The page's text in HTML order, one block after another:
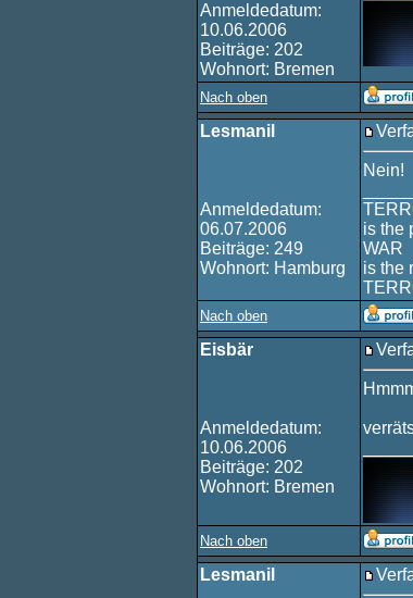
Anmeldedatum:
10.06.2006
Beiträge: 202
Wohnort: Bremen
Nach oben
Lesmanil
Anmeldedatum:
06.07.2006
Beiträge: 249
Wohnort: Hamburg
Nein!
is the
WAR
is the
Nach oben
Eisbär
Anmeldedatum:
10.06.2006
Beiträge: 202
Wohnort: Bremen
Nach oben
Lesmanil